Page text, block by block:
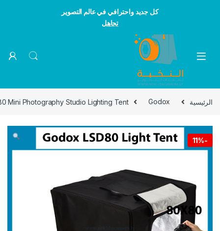
كل جديد واحترافي في عالم التصوير
تجاهل
الرئيسية Godox
Mini Photography Studio Lighting Tent
-
11%